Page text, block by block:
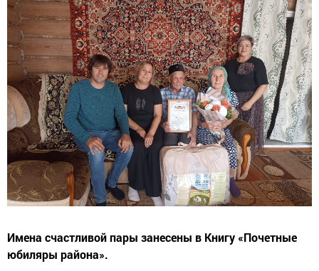
Имена счастливой пары занесены в Книгу «Почетные
юбиляры района».